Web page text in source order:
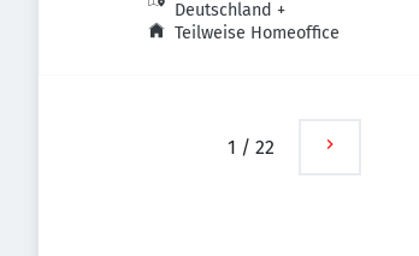
Deutschland +
Teilweise Homeoffice
1 / 22